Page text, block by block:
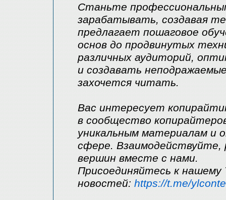
Станьте
зарабатывать, создавая
предлагает пошаговое
основ до продвинутых
различных аудиторий,
и создавать
захочется читать.
Вас интересует
в сообщество
уникальным материалам и
сфере. Взаимодействуйте,
вершин вместе с нами.
Присоединяйтесь к нашему
новостей: https://t.me/